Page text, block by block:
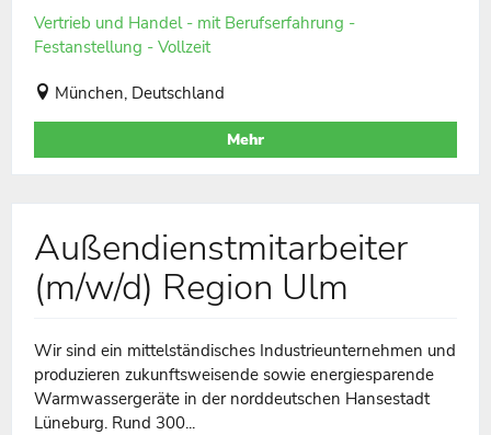
Vertrieb und Handel - mit Berufserfahrung -
Festanstellung - Vollzeit
München, Deutschland
Mehr
Außendienstmitarbeiter
(m/w/d) Region Ulm
Wir sind ein mittelständisches Industrieunternehmen und
produzieren zukunftsweisende sowie energiesparende
Warmwassergeräte in der norddeutschen Hansestadt
Lüneburg. Rund 300...